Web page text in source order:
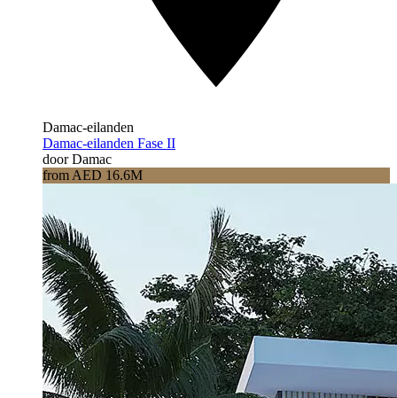
Damac-eilanden
Damac-eilanden Fase II
door Damac
from AED 16.6M